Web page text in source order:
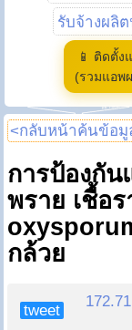
รับจ้างผลิ
📱 ติดตั้ง
(รวมแอพ
<กลับหน้าค้นข้อมู
การป้องกัน
พราย เชื้อ
กล้วย
tweet